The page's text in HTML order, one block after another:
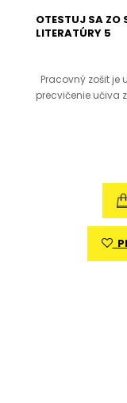
OTESTUJ SA ZO
LITERATÚRY 5
Pracovný zošit je
precvičenie učiva